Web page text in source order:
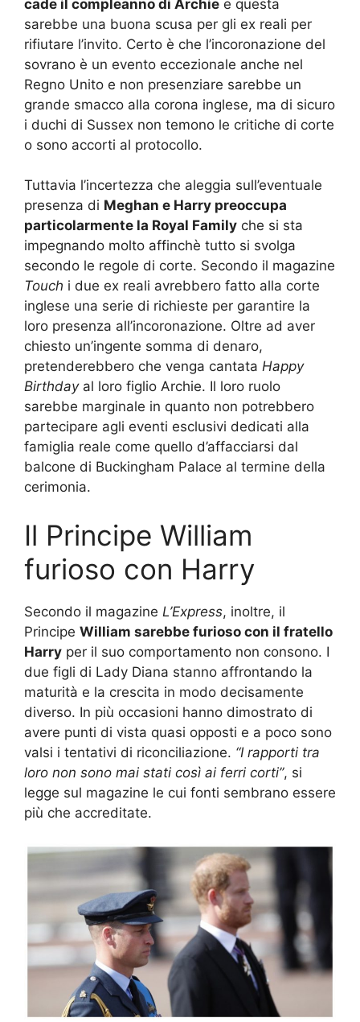
cade il compleanno di Archie e questa
sarebbe una buona scusa per gli ex reali per
rifiutare l’invito. Certo è che l’incoronazione del
sovrano è un evento eccezionale anche nel
Regno Unito e non presenziare sarebbe un
grande smacco alla corona inglese, ma di sicuro
i duchi di Sussex non temono le critiche di corte
o sono accorti al protocollo.
Tuttavia l’incertezza che aleggia sull’eventuale
presenza di Meghan e Harry preoccupa
particolarmente la Royal Family che si sta
impegnando molto affinchè tutto si svolga
secondo le regole di corte. Secondo il magazine
Touch i due ex reali avrebbero fatto alla corte
inglese una serie di richieste per garantire la
loro presenza all’incoronazione. Oltre ad aver
chiesto un’ingente somma di denaro,
pretenderebbero che venga cantata Happy
Birthdayal loro figlio Archie. Il loro ruolo
sarebbe marginale in quanto non potrebbero
partecipare agli eventi esclusivi dedicati alla
famiglia reale come quello d’affacciarsi dal
balcone di Buckingham Palace al termine della
cerimonia.
Il Principe William
furioso con Harry
Secondo il magazine L’Express, inoltre, il
Principe William sarebbe furioso con il fratello
Harry per il suo comportamento non consono. I
due figli di Lady Diana stanno affrontando la
maturità e la crescita in modo decisamente
diverso. In più occasioni hanno dimostrato di
avere punti di vista quasi opposti e a poco sono
valsi i tentativi di riconciliazione. “I rapporti tra
loro non sono mai stati così ai ferri corti”, si
legge sul magazine le cui fonti sembrano essere
più che accreditate.